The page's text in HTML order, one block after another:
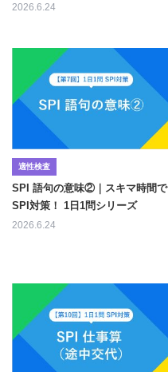
2026.6.24
適性検査
SPI 語句の意味②｜スキマ時間で
SPI対策！ 1日1問シリーズ
2026.6.24